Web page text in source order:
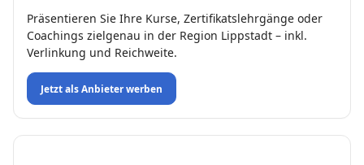
Präsentieren Sie Ihre Kurse, Zertifikatslehrgänge oder
Coachings zielgenau in der Region Lippstadt – inkl.
Verlinkung und Reichweite.
Jetzt als Anbieter werben